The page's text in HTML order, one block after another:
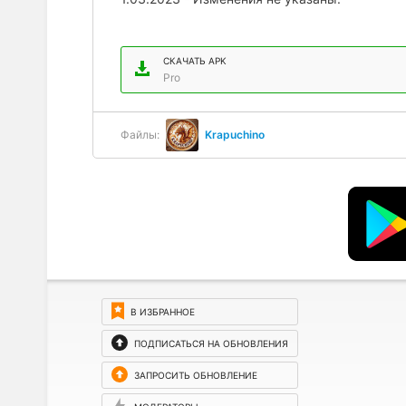
СКАЧАТЬ APK
Pro
Файлы: Krapuchino
В ИЗБРАННОЕ
ПОДПИСАТЬСЯ НА ОБНОВЛЕНИЯ
ЗАПРОСИТЬ ОБНОВЛЕНИЕ